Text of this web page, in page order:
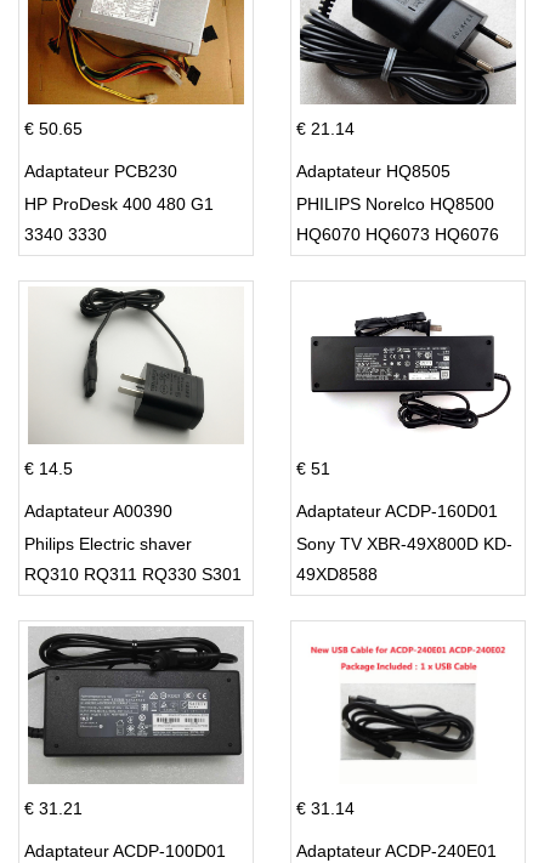
€ 50.65
Adaptateur PCB230
HP ProDesk 400 480 G1
3340 3330
€ 21.14
Adaptateur HQ8505
PHILIPS Norelco HQ8500
HQ6070 HQ6073 HQ6076
€ 14.5
Adaptateur A00390
Philips Electric shaver
RQ310 RQ311 RQ330 S301
€ 51
Adaptateur ACDP-160D01
Sony TV XBR-49X800D KD-
49XD8588
€ 31.21
Adaptateur ACDP-100D01
€ 31.14
Adaptateur ACDP-240E01